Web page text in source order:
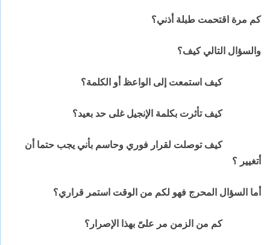
كم مرة اقتحمت طبلة أذني؟
والسؤال التالي كيف؟
كيف استمعت إلى الواعظ أو الكلمة؟
كيف تأثرت بكلمة الإنجيل غلى حد بعيد؟
كيف توصلت لقرار فوري وحاسم بأني يجب حتما أن
أتغيير ؟
أما السؤال المحرج فهو لكم من الوقت استمر قراري؟
كم من الزمن مر علىّ بهذا الإصرار؟